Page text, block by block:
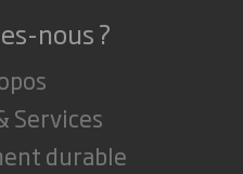
nous ?
Services
durable